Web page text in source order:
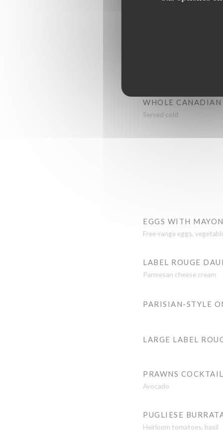
WHOLE CANADIAN
Served cold
EGGS WITH
Free-range eggs,
LABEL ROUGE
Parmesan cheese cream
PARISIAN-STYLE
LARGE LABEL
PRAWNS COCKTAIL
Avocado
PUGLIESE
Heirloom tomatoes, basil